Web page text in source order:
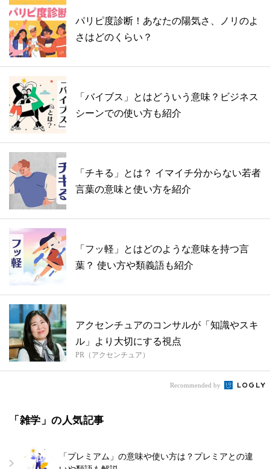
パリピ度診断！あなたの陽気さ、ノリのよ
さはどのくらい？
「バイブス」とはどういう意味？ビジネス
シーンでの使い方も紹介
「チキる」とは？ イマイチ分からない若者
言葉の意味と使い方を紹介
「フッ軽」とはどのような意味を持つ言
葉？ 使い方や類義語も紹介
アクセンチュアのコンサルが「知識やスキ
ル」より大切にする視点
PR（アクセンチュア）
Recommended by
「雑学」の人気記事
「プレミアム」の意味や使い方は？プレミアとの違